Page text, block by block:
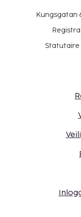
Kungsgatan
Statutaire